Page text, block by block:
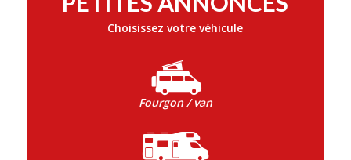
Choisissez votre véhicule
Fourgon / van